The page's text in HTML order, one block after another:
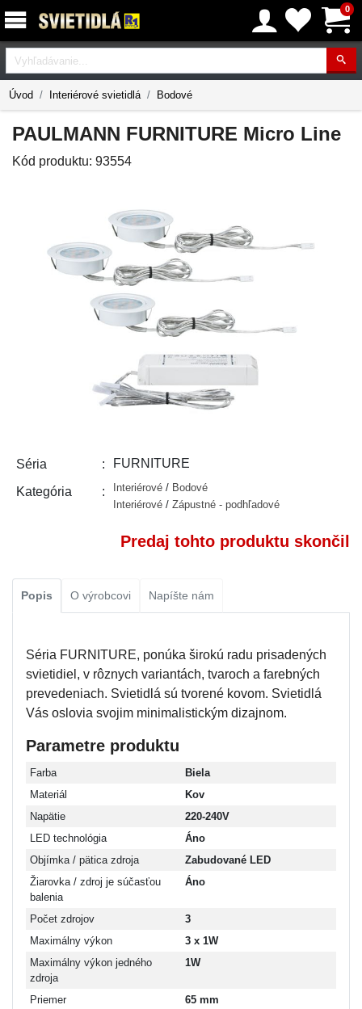
0
Vyhľadávanie
Úvod Interiérové svietidlá Bodové
PAULMANN FURNITURE Micro Line
Kód produktu: 93554
Séria FURNITURE
Kategória Interiérové / Bodové
Interiérové / Zápustné - podhľadové
Predaj tohto produktu skončil
Popis O výrobcovi Napíšte nám
Séria FURNITURE, ponúka širokú radu prisadených
svietidiel, v rôznych variantách, tvaroch a farebných
prevedeniach. Svietidlá sú tvorené kovom. Svietidlá
Vás oslovia svojim minimalistickým dizajnom.
Parametre produktu
Farba
Biela
Materiál
Kov
Napätie
220-240V
LED technológia
Áno
Objímka / pätica zdroja
Zabudované LED
Žiarovka / zdroj je súčasťou
balenia
Áno
Počet zdrojov
3
Maximálny výkon
3 x 1W
Maximálny výkon jedného
zdroja
1W
Priemer
65 mm